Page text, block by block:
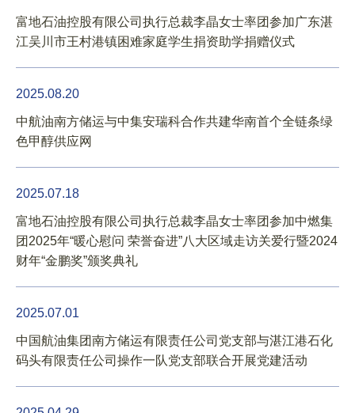
联系我们
富地石油控股有限公司执行总裁李晶女士率团参加广东湛
江吴川市王村港镇困难家庭学生捐资助学捐赠仪式
2025.08.20
中航油南方储运与中集安瑞科合作共建华南首个全链条绿
色甲醇供应网
2025.07.18
富地石油控股有限公司执行总裁李晶女士率团参加中燃集
团2025年“暖心慰问 荣誉奋进”八大区域走访关爱行暨2024
财年“金鹏奖”颁奖典礼
2025.07.01
中国航油集团南方储运有限责任公司党支部与湛江港石化
码头有限责任公司操作一队党支部联合开展党建活动